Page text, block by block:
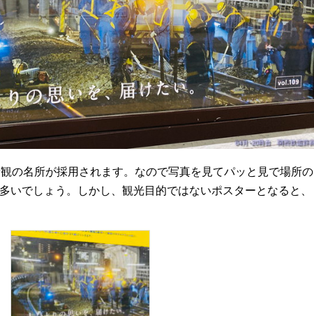
の名所が採用されます。なので写真を見てパッと見で場所の
いでしょう。しかし、観光目的ではないポスターとなると、